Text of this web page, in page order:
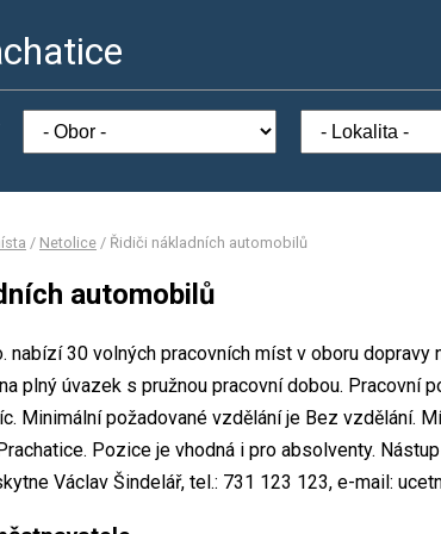
/ Netolice / Řidiči nákladních automobilů
automobilů
nabízí 30 volných pracovních míst v oboru dopravy
plný úvazek s pružnou pracovní dobou. Pracovní
Minimální požadované vzdělání je Bez vzdělání.
Pozice je vhodná i pro absolventy.
Václav Šindelář, tel.: 731 123 123, e-mail: